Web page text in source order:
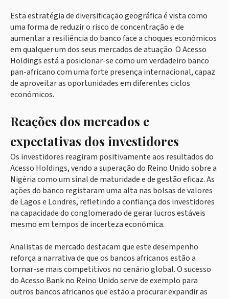
Esta estratégia de diversificação geográfica é vista como
uma forma de reduzir o risco de concentração e de
aumentar a resiliência do banco face a choques económicos
em qualquer um dos seus mercados de atuação. O Acesso
Holdings está a posicionar-se como um verdadeiro banco
pan-africano com uma forte presença internacional, capaz
de aproveitar as oportunidades em diferentes ciclos
económicos.
Reações dos mercados e
expectativas dos investidores
Os investidores reagiram positivamente aos resultados do
Acesso Holdings, vendo a superação do Reino Unido sobre a
Nigéria como um sinal de maturidade e de gestão eficaz. As
ações do banco registaram uma alta nas bolsas de valores
de Lagos e Londres, refletindo a confiança dos investidores
na capacidade do conglomerado de gerar lucros estáveis
mesmo em tempos de incerteza económica.
Analistas de mercado destacam que este desempenho
reforça a narrativa de que os bancos africanos estão a
tornar-se mais competitivos no cenário global. O sucesso
do Acesso Bank no Reino Unido serve de exemplo para
outros bancos africanos que estão a procurar expandir as